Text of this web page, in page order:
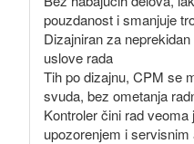
pouzdanost i smanjuje
Dizajniran za
uslove rada
Tih po dizajnu, CPM se
svuda, bez ometanja
Kontroler čini rad
upozorenjem i